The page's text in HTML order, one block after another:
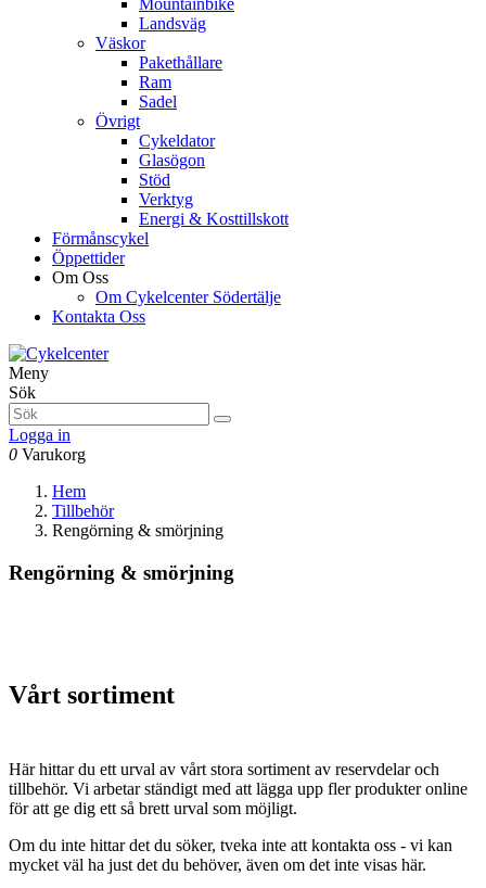
Mountainbike
Landsväg
Väskor
Pakethållare
Ram
Sadel
Övrigt
Cykeldator
Glasögon
Stöd
Verktyg
Energi & Kosttillskott
Förmånscykel
Öppettider
Om Oss
Om Cykelcenter Södertälje
Kontakta Oss
Meny
Sök
Logga in
0 Varukorg
Hem
Tillbehör
Rengörning & smörjning
Rengörning & smörjning
Vårt sortiment
Här hittar du ett urval av vårt stora sortiment av reservdelar och
tillbehör. Vi arbetar ständigt med att lägga upp fler produkter online
för att ge dig ett så brett urval som möjligt.
Om du inte hittar det du söker, tveka inte att kontakta oss - vi kan
mycket väl ha just det du behöver, även om det inte visas här.